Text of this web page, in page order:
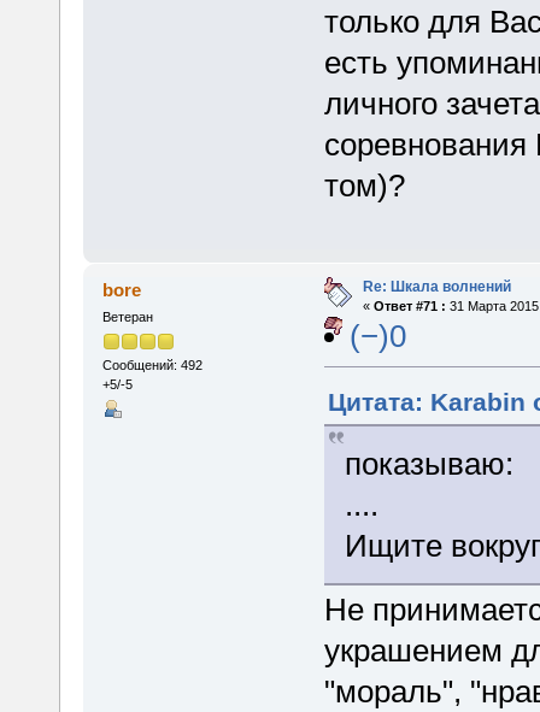
только для
есть
личного
том)?
bore
Ветеран
Сообщений: 492
+5/-5
Re: Шкала волнений
« Ответ #71 : 31 Марта
(−)0
Цитата: Karabin
показываю:
....
Ищите
Не
украшением
"мораль",